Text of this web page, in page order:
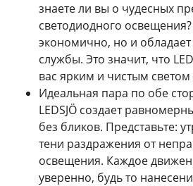
знаете ли вы о чудесных
светодиодного
экономично, но и
службы. Это значит, что
вас ярким и чистым светом
Идеальная пара по обе
LEDSJÖ создает
без бликов. Представьте:
тени раздражения от
освещения. Каждое
уверенно, будь то